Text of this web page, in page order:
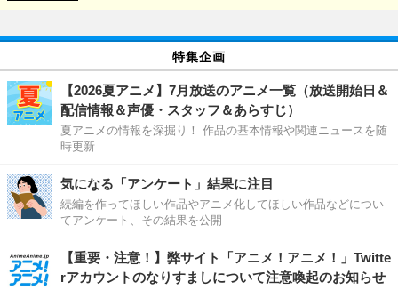
特集企画
【2026夏アニメ】7月放送のアニメ一覧（放送開始日＆
配信情報＆声優・スタッフ＆あらすじ）
夏アニメの情報を深掘り！ 作品の基本情報や関連ニュースを随
時更新
気になる「アンケート」結果に注目
続編を作ってほしい作品やアニメ化してほしい作品などについ
てアンケート、その結果を公開
【重要・注意！】弊サイト「アニメ！アニメ！」Twitte
rアカウントのなりすましについて注意喚起のお知らせ